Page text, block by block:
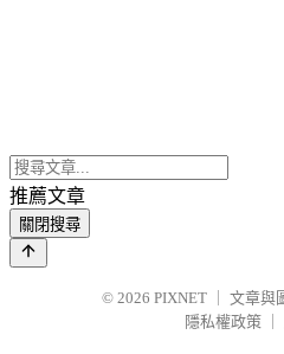
推薦文章
關閉搜尋
© 2026 PIXNET
文章與
隱私權政策